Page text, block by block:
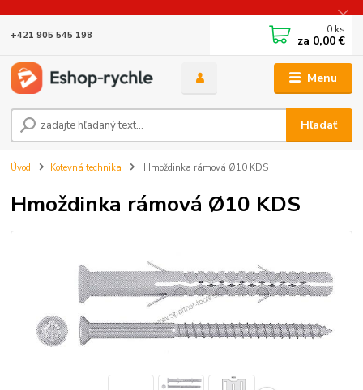
Menu
Hľadať
+421 905 545 198 0 ks
za 0,00 €
Úvod Kotevná technika Hmoždinka rámová Ø10 KDS
Hmoždinka rámová Ø10 KDS